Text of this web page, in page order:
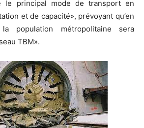
le principal mode de transport en
et de capacité», prévoyant qu’en
population métropolitaine sera
TBM».